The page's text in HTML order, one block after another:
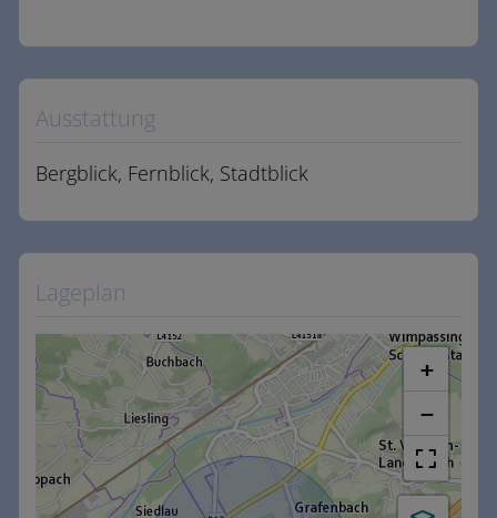
Ausstattung
Bergblick Fernblick Stadtblick
Lageplan
+
−